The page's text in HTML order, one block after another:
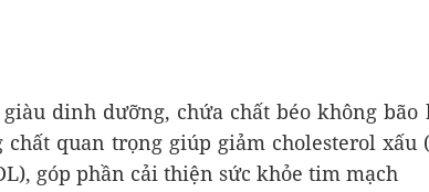
dinh dưỡng, chứa chất béo không bão
quan trọng giúp giảm cholesterol xấu
góp phần cải thiện sức khỏe tim mạch